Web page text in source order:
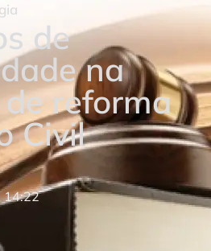
de
na
reforma
Civil
14:22